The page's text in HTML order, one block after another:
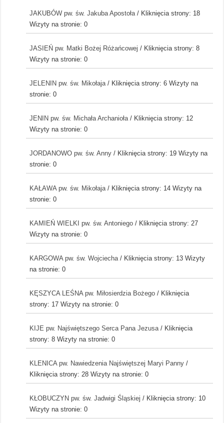
JAKUBÓW pw. św. Jakuba Apostoła / Kliknięcia strony: 18
Wizyty na stronie: 0
JASIEŃ pw. Matki Bożej Różańcowej / Kliknięcia strony: 8
Wizyty na stronie: 0
JELENIN pw. św. Mikołaja / Kliknięcia strony: 6 Wizyty na
stronie: 0
JENIN pw. św. Michała Archanioła / Kliknięcia strony: 12
Wizyty na stronie: 0
JORDANOWO pw. św. Anny / Kliknięcia strony: 19 Wizyty na
stronie: 0
KAŁAWA pw. św. Mikołaja / Kliknięcia strony: 14 Wizyty na
stronie: 0
KAMIEŃ WIELKI pw. św. Antoniego / Kliknięcia strony: 27
Wizyty na stronie: 0
KARGOWA pw. św. Wojciecha / Kliknięcia strony: 13 Wizyty
na stronie: 0
KĘSZYCA LEŚNA pw. Miłosierdzia Bożego / Kliknięcia
strony: 17 Wizyty na stronie: 0
KIJE pw. Najświętszego Serca Pana Jezusa / Kliknięcia
strony: 8 Wizyty na stronie: 0
KLENICA pw. Nawiedzenia Najświętszej Maryi Panny /
Kliknięcia strony: 28 Wizyty na stronie: 0
KŁOBUCZYN pw. św. Jadwigi Śląskiej / Kliknięcia strony: 10
Wizyty na stronie: 0